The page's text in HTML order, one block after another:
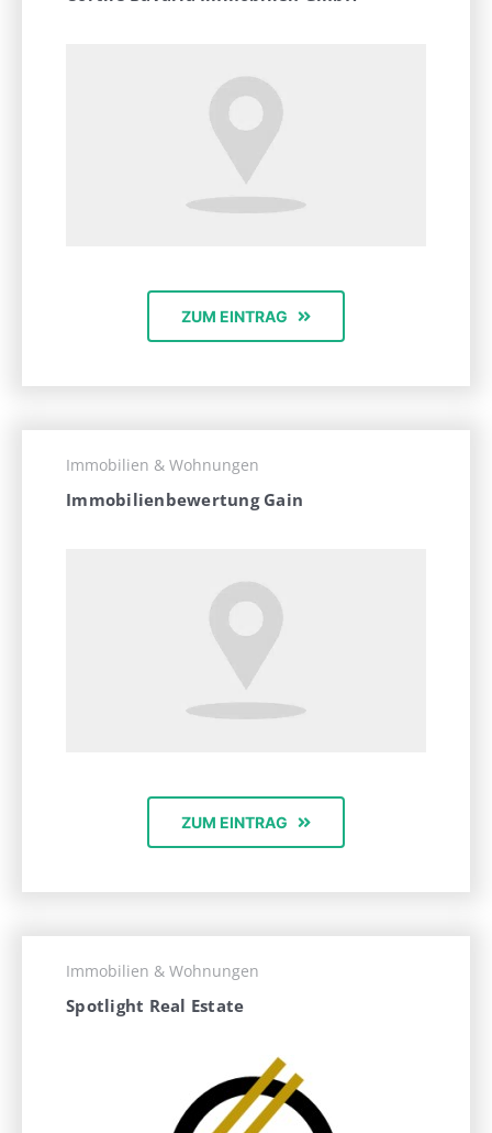
ZUM EINTRAG
Immobilien & Wohnungen
Immobilienbewertung Gain
ZUM EINTRAG
Immobilien & Wohnungen
Spotlight Real Estate